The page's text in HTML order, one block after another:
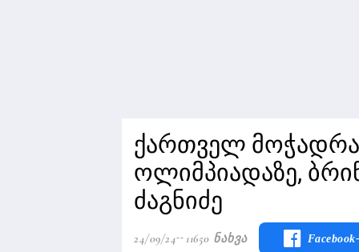
ქართველ
ოლიმპიადაზე,
ძაგნიძე
24/09/24 11650 Ნახვა